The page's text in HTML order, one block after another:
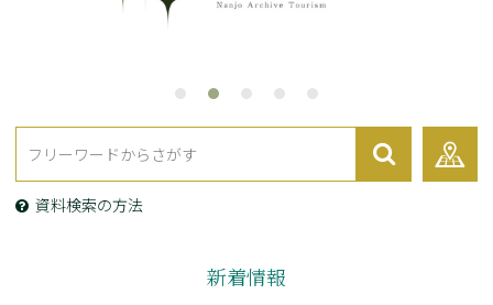
資料検索の方法
新着情報